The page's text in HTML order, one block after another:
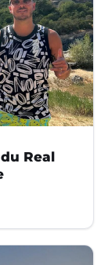
Real